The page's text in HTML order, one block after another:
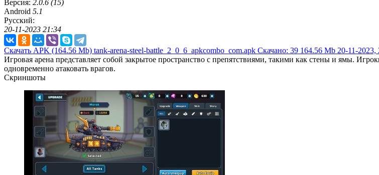
Версия: 2.0.6 (15)
Android 5.1
Русский:
20-11-2023 21:34
Скачать APK (164.56 Mb) tank-arena-steel-battle_2_0_6_apkcombo_com.apk Скачано: 39 164.56 Mb 20-11-2023,
Игровая арена представляет собой закрытое пространство с препятствиями, такими как стены и ямы.
одновременно атаковать врагов.
Скриншоты